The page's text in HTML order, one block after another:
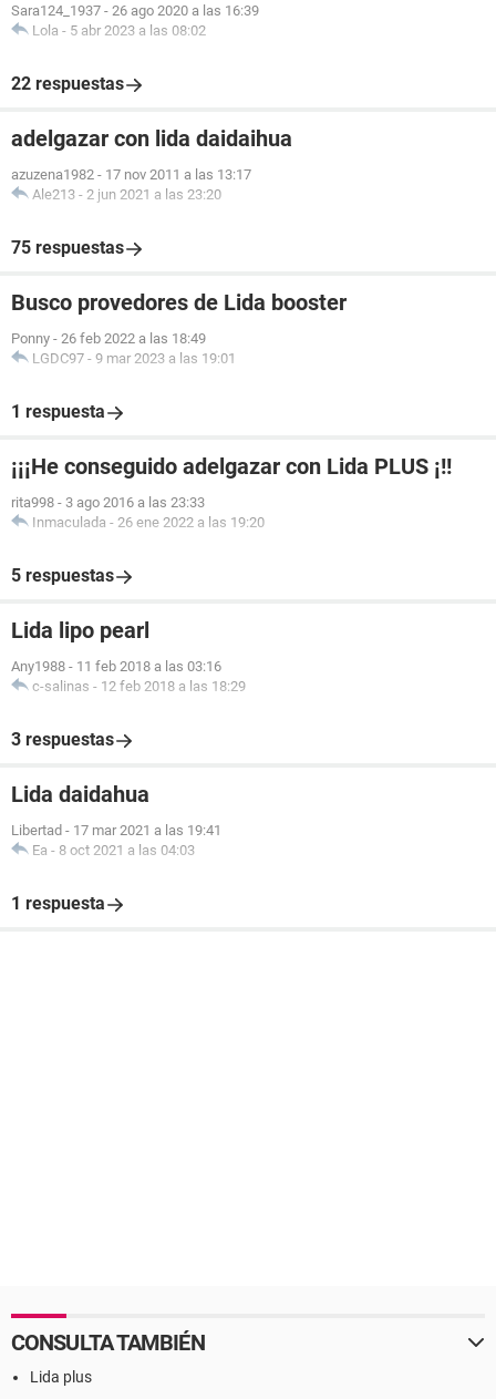
Sara124_1937 - 26 ago 2020 a las 16:39
Lola - 5 abr 2023 a las 08:02
22 respuestas
adelgazar con lida daidaihua
azuzena1982 - 17 nov 2011 a las 13:17
Ale213 - 2 jun 2021 a las 23:20
75 respuestas
Busco provedores de Lida booster
Ponny - 26 feb 2022 a las 18:49
LGDC97 - 9 mar 2023 a las 19:01
1 respuesta
¡¡¡He conseguido adelgazar con Lida PLUS ¡!!
rita998 - 3 ago 2016 a las 23:33
Inmaculada - 26 ene 2022 a las 19:20
5 respuestas
Lida lipo pearl
Any1988 - 11 feb 2018 a las 03:16
c-salinas - 12 feb 2018 a las 18:29
3 respuestas
Lida daidahua
Libertad - 17 mar 2021 a las 19:41
Ea - 8 oct 2021 a las 04:03
1 respuesta
CONSULTA TAMBIÉN
Lida plus